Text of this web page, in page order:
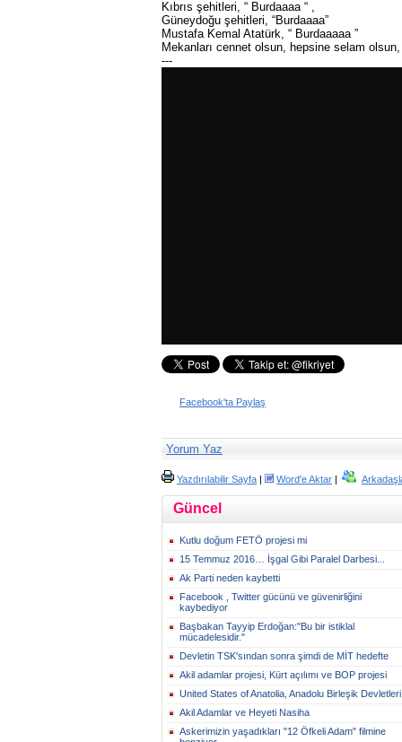
Kıbrıs şehitleri, “ Burdaaaa “ ,
Güneydoğu şehitleri, “Burdaaaa”
Mustafa Kemal Atatürk, “ Burdaaaaa ”
Mekanları cennet olsun, hepsine selam
---
Facebook'ta Paylaş
Yorum Yaz
Yazdırılabilir Sayfa Word'e Aktar
Güncel
Kutlu doğum FETÖ projesi mi
15 Temmuz 2016… İşgal Gibi Paralel Darbesi...
Ak Parti neden kaybetti
Facebook , Twitter gücünü ve güvenirliğini
kaybediyor
Başbakan Tayyip Erdoğan:"Bu bir istiklal
mücadelesidir."
Devletin TSK'sından sonra şimdi de MİT hedefte
Akil adamlar projesi, Kürt açılımı ve BOP projesi
United States of Anatolia, Anadolu Birleşik Devletleri
Akil Adamlar ve Heyeti Nasiha
Askerimizin yaşadıkları "12 Öfkeli Adam" filmine